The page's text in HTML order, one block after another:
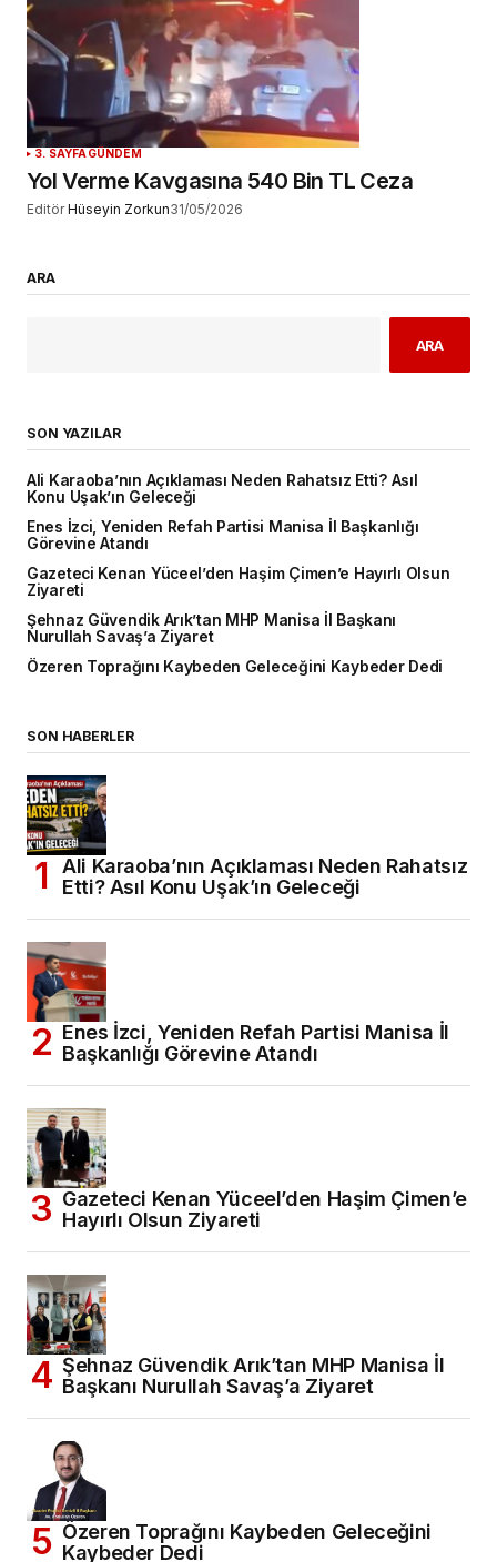
3. SAYFA GÜNDEM
Yol Verme Kavgasına 540 Bin TL Ceza
Editör Hüseyin Zorkun31/05/2026
ARA
ARA
SON YAZILAR
Ali Karaoba’nın Açıklaması Neden Rahatsız Etti? Asıl
Konu Uşak’ın Geleceği
Enes İzci, Yeniden Refah Partisi Manisa İl Başkanlığı
Görevine Atandı
Gazeteci Kenan Yüceel’den Haşim Çimen’e Hayırlı Olsun
Ziyareti
Şehnaz Güvendik Arık’tan MHP Manisa İl Başkanı
Nurullah Savaş’a Ziyaret
Özeren Toprağını Kaybeden Geleceğini Kaybeder Dedi
SON HABERLER
Ali Karaoba’nın Açıklaması Neden Rahatsız
Etti? Asıl Konu Uşak’ın Geleceği
Enes İzci, Yeniden Refah Partisi Manisa İl
Başkanlığı Görevine Atandı
Gazeteci Kenan Yüceel’den Haşim Çimen’e
Hayırlı Olsun Ziyareti
Şehnaz Güvendik Arık’tan MHP Manisa İl
Başkanı Nurullah Savaş’a Ziyaret
Özeren Toprağını Kaybeden Geleceğini
Kaybeder Dedi